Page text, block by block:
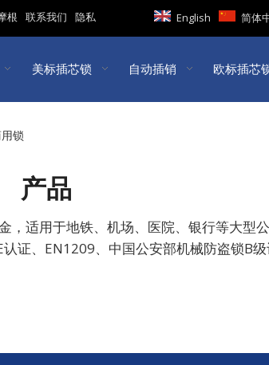
根 联系我们 隐私 English 简体
美标插芯锁 自动插销 欧标插芯
锁
产品
适用于地铁、机场、医院、银行等大型
证、EN1209、中国公安部机械防盗锁B级